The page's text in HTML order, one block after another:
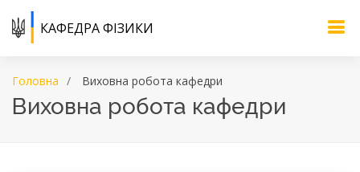
КАФЕДРА ФІЗИКИ
Головна Виховна робота кафедри
Виховна робота кафедри